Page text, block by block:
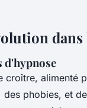
d'hypnose
croître, alimenté
des phobies, et